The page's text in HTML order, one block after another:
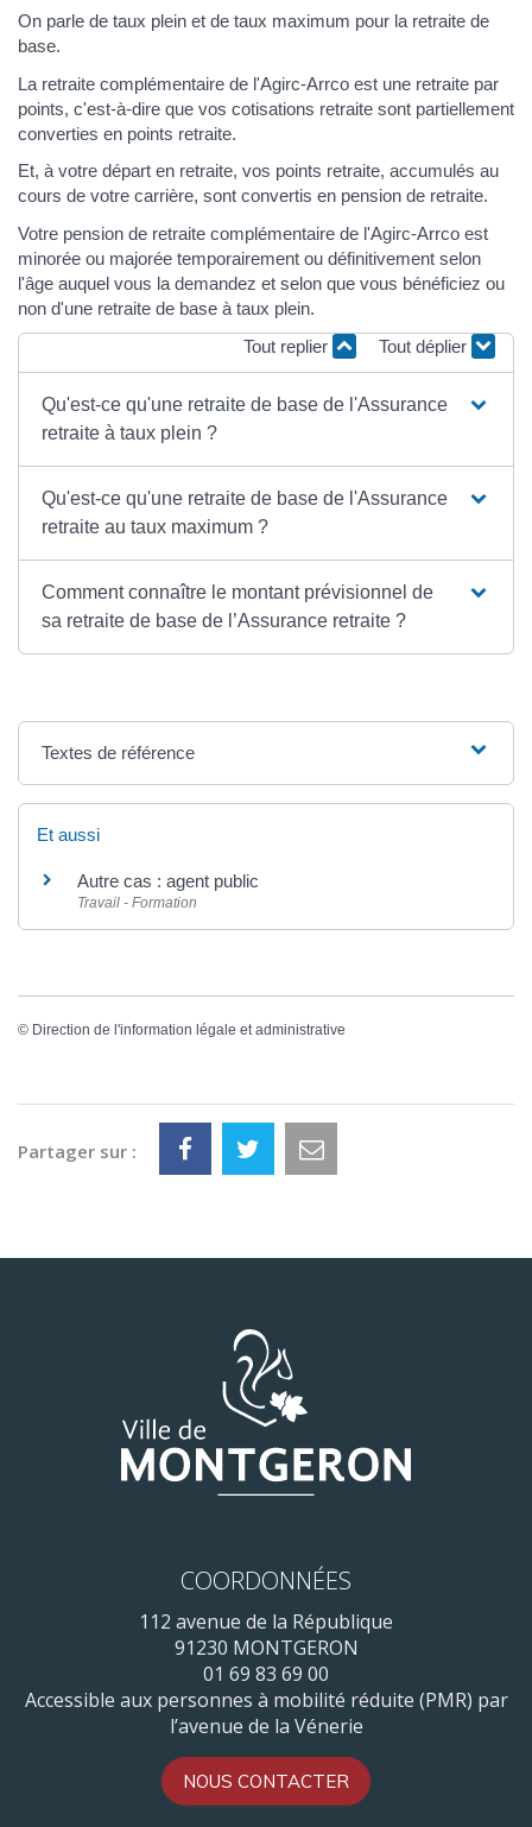
On parle de taux plein et de taux maximum pour la retraite de
base.
La retraite complémentaire de l'Agirc-Arrco est une retraite par
points, c'est-à-dire que vos cotisations retraite sont partiellement
converties en points retraite.
Et, à votre départ en retraite, vos points retraite, accumulés au
cours de votre carrière, sont convertis en pension de retraite.
Votre pension de retraite complémentaire de l'Agirc-Arrco est
minorée ou majorée temporairement ou définitivement selon
l'âge auquel vous la demandez et selon que vous bénéficiez ou
non d'une retraite de base à taux plein.
Tout replier
Tout déplier
Qu'est-ce qu'une retraite de base de l'Assurance
retraite à taux plein ?
Qu'est-ce qu'une retraite de base de l'Assurance
retraite au taux maximum ?
Comment connaître le montant prévisionnel de
sa retraite de base de l’Assurance retraite ?
Textes de référence
Et aussi
Autre cas : agent public
Travail - Formation
© Direction de l'information légale et administrative
Partager sur :
COORDONNÉES
112 avenue de la République
91230 MONTGERON
01 69 83 69 00
Accessible aux personnes à mobilité réduite (PMR) par
l’avenue de la Vénerie
NOUS CONTACTER